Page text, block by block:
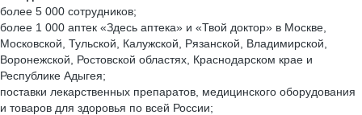
более 5 000 сотрудников;
более 1 000 аптек «Здесь аптека» и «Твой доктор» в Москве,
Московской, Тульской, Калужской, Рязанской, Владимирской,
Воронежской, Ростовской областях, Краснодарском крае и
Республике Адыгея;
поставки лекарственных препаратов, медицинского оборудования
и товаров для здоровья по всей России;